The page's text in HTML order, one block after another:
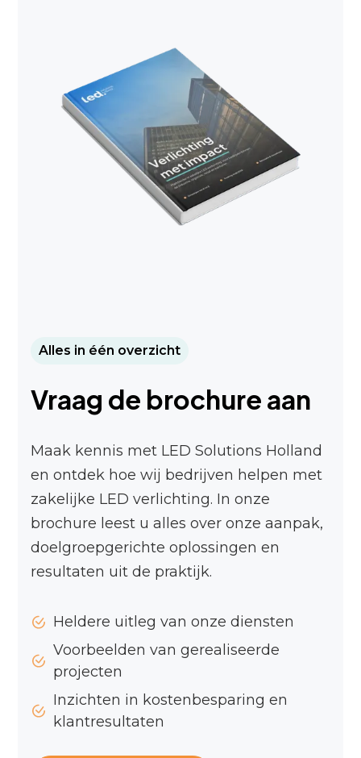
Alles in één overzicht
Vraag de brochure aan
Maak kennis met LED Solutions Holland
en ontdek hoe wij bedrijven helpen met
zakelijke LED verlichting. In onze
brochure leest u alles over onze aanpak,
doelgroepgerichte oplossingen en
resultaten uit de praktijk.
Heldere uitleg van onze diensten
Voorbeelden van gerealiseerde
projecten
Inzichten in kostenbesparing en
klantresultaten